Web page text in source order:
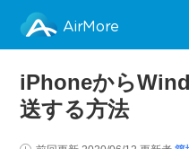
AirMore
iPhoneから
送する方法